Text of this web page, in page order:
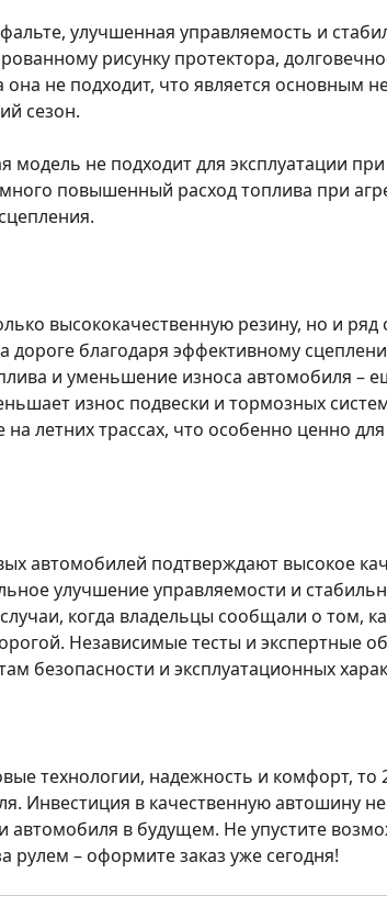
улучшенная управляемость и
рисунку протектора,
не подходит, что является основным
сезон.
модель не подходит для эксплуатации
повышенный расход топлива при
высококачественную резину, но и
дороге благодаря эффективному
и уменьшение износа автомобиля –
износ подвески и тормозных
летних трассах, что особенно ценно
автомобилей подтверждают высокое
улучшение управляемости и
когда владельцы сообщали о том,
Независимые тесты и экспертные
безопасности и эксплуатационных
технологии, надежность и комфорт, то
Инвестиция в качественную автошину
автомобиля в будущем. Не упустите
рулем – оформите заказ уже сегодня!